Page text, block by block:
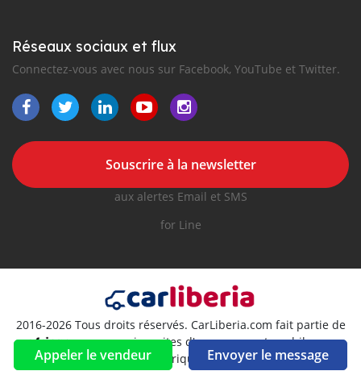
Appeler le vendeur Envoyer le message
Réseaux sociaux et flux
Connectez-vous avec nous sur Facebook, YouTube et Twitter.
Souscrire à la newsletter
aux alertes Email et SMS
for Line
2016-2026 Tous droits réservés. CarLiberia.com fait partie de
, premiers sites d'annonces automobiles en
Afrique